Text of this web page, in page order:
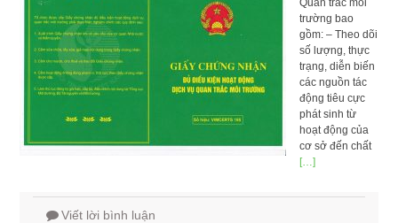
Quan trắc môi
trường bao
gồm: – Theo dõi
số lượng, thực
trạng, diễn biến
các nguồn tác
động tiêu cực
phát sinh từ
hoạt động của
cơ sở đến chất
[…]
Viết lời bình luận